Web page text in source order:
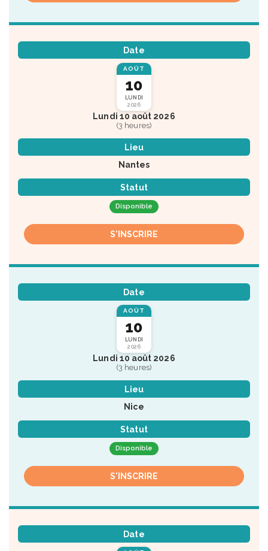
Date
AOÛT
10
LUNDI
2026
Lundi 10 août 2026
(3 heures)
Lieu
Nantes
Statut
Disponible
S'INSCRIRE
Date
AOÛT
10
LUNDI
2026
Lundi 10 août 2026
(3 heures)
Lieu
Nice
Statut
Disponible
S'INSCRIRE
Date